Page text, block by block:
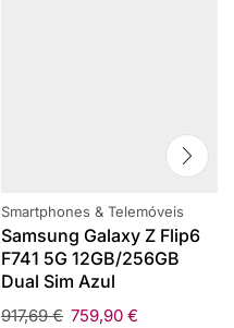
Smartphones & Telemóveis
Samsung Galaxy Z Flip6
F741 5G 12GB/256GB
Dual Sim Azul
917,69€ 759,90 €